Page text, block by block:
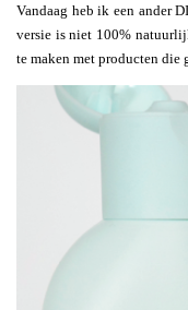
Vandaag heb ik een ander
versie is niet 100%
te maken met producten die